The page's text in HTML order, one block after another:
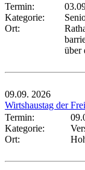
Termin:
Kategorie:
Ort:
über
09.09. 2026
Wirtshaustag der
Termin:
Kategorie:
Ort: